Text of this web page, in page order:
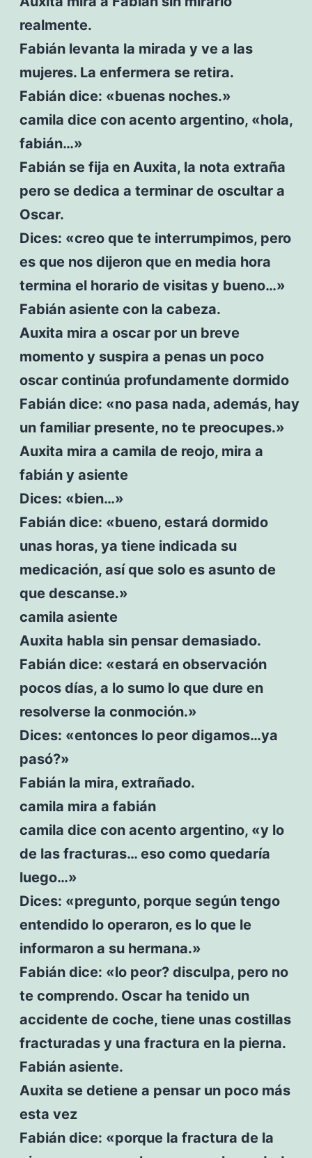
realmente.
Fabián levanta la mirada y ve a las
mujeres. La enfermera se retira.
Fabián dice: «buenas noches.»
camila dice con acento argentino, «hola,
fabián…»
Fabián se fija en Auxita, la nota extraña
pero se dedica a terminar de oscultar a
Oscar.
Dices: «creo que te interrumpimos, pero
es que nos dijeron que en media hora
termina el horario de visitas y bueno…»
Fabián asiente con la cabeza.
Auxita mira a oscar por un breve
momento y suspira a penas un poco
oscar continúa profundamente dormido
Fabián dice: «no pasa nada, además, hay
un familiar presente, no te preocupes.»
Auxita mira a camila de reojo, mira a
fabián y asiente
Dices: «bien…»
Fabián dice: «bueno, estará dormido
unas horas, ya tiene indicada su
medicación, así que solo es asunto de
que descanse.»
camila asiente
Auxita habla sin pensar demasiado.
Fabián dice: «estará en observación
pocos días, a lo sumo lo que dure en
resolverse la conmoción.»
Dices: «entonces lo peor digamos…ya
pasó?»
Fabián la mira, extrañado.
camila mira a fabián
camila dice con acento argentino, «y lo
de las fracturas… eso como quedaría
luego…»
Dices: «pregunto, porque según tengo
entendido lo operaron, es lo que le
informaron a su hermana.»
Fabián dice: «lo peor? disculpa, pero no
te comprendo. Oscar ha tenido un
accidente de coche, tiene unas costillas
fracturadas y una fractura en la pierna.
Fabián asiente.
Auxita se detiene a pensar un poco más
esta vez
Fabián dice: «porque la fractura de la